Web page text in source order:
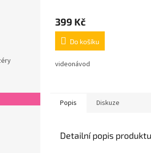
399 Kč
Do košíku
videonávod
Popis Diskuze
Detailní popis produktu